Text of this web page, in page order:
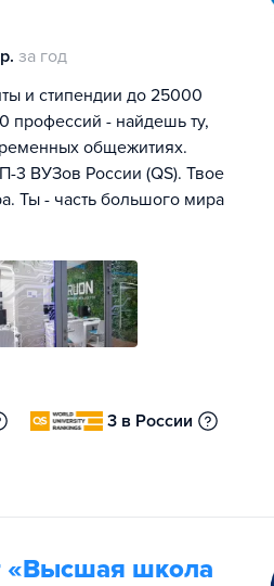
за год
и стипендии до 25000
профессий - найдешь ту,
общежитиях.
3 ВУЗов России (QS). Твое
Ты - часть большого мира
3 в России
«Высшая школа